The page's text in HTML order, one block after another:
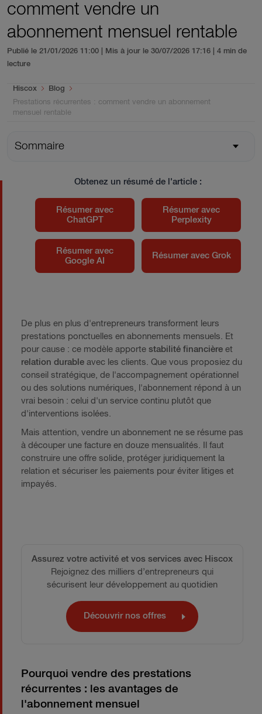
comment vendre un
abonnement mensuel rentable
Publié le 21/01/2026 11:00 | Mis à jour le 30/07/2026 17:16
| 4 min de
lecture
You are here:
Hiscox
Blog
Prestations récurrentes : comment vendre un abonnement
mensuel rentable
Sommaire
Obtenez un résumé de l'article :
Résumer avec
ChatGPT
Résumer avec
Perplexity
Résumer avec
Google AI
Résumer avec Grok
De plus en plus d'entrepreneurs transforment leurs
prestations ponctuelles en abonnements mensuels. Et
pour cause : ce modèle apporte stabilité financière et
relation durable avec les clients. Que vous proposiez du
conseil stratégique, de l'accompagnement opérationnel
ou des solutions numériques, l'abonnement répond à un
vrai besoin : celui d'un service continu plutôt que
d'interventions isolées.
Mais attention, vendre un abonnement ne se résume pas
à découper une facture en douze mensualités. Il faut
construire une offre solide, protéger juridiquement la
relation et sécuriser les paiements pour éviter litiges et
impayés.
Assurez votre activité et vos services avec Hiscox
Rejoignez des milliers d’entrepreneurs qui
sécurisent leur développement au quotidien
Découvrir nos offres
Pourquoi vendre des prestations
récurrentes : les avantages de
l'abonnement mensuel